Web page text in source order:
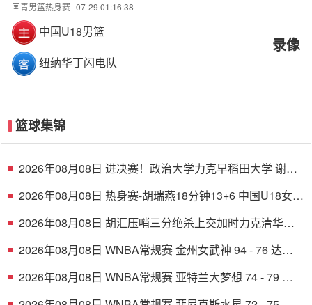
国青男篮热身赛 07-29 01:16:38
中国U18男篮
纽纳华丁闪电队
录像
篮球集锦
2026年08月08日 进决赛！政治大学力克早稻田大学 谢昀
2026年08月08日 热身赛-胡瑞燕18分钟13+6 中国U18女篮
2026年08月08日 胡汇压哨三分绝杀上交加时力克清华大
2026年08月08日 WNBA常规赛 金州女武神 94 - 76 达拉
2026年08月08日 WNBA常规赛 亚特兰大梦想 74 - 79 华